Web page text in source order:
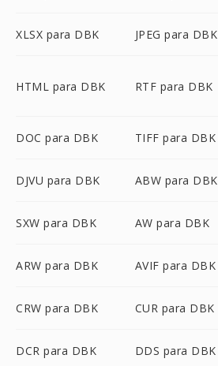
XLSX para DBK JPEG para DBK
HTML para DBK RTF para DBK
DOC para DBK TIFF para DBK
DJVU para DBK ABW para DBK
SXW para DBK AW para DBK
ARW para DBK AVIF para DBK
CRW para DBK CUR para DBK
DCR para DBK DDS para DBK